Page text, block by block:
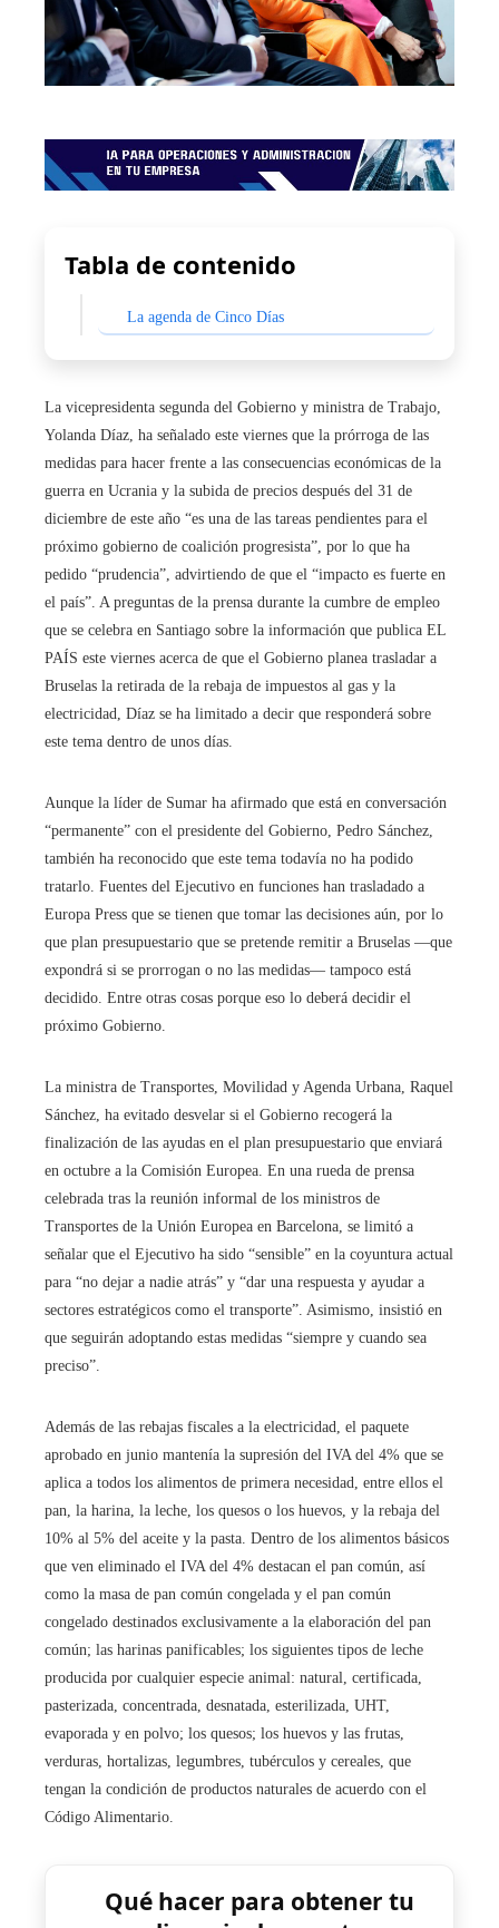
Tabla de contenido
La agenda de Cinco Días
La vicepresidenta segunda del Gobierno y ministra de Trabajo,
Yolanda Díaz, ha señalado este viernes que la prórroga de las
medidas para hacer frente a las consecuencias económicas de la
guerra en Ucrania y la subida de precios después del 31 de
diciembre de este año “es una de las tareas pendientes para el
próximo gobierno de coalición progresista”, por lo que ha
pedido “prudencia”, advirtiendo de que el “impacto es fuerte en
el país”. A preguntas de la prensa durante la cumbre de empleo
que se celebra en Santiago sobre la información que publica EL
PAÍS este viernes acerca de que el Gobierno planea trasladar a
Bruselas la retirada de la rebaja de impuestos al gas y la
electricidad, Díaz se ha limitado a decir que responderá sobre
este tema dentro de unos días.
Aunque la líder de Sumar ha afirmado que está en conversación
“permanente” con el presidente del Gobierno, Pedro Sánchez,
también ha reconocido que este tema todavía no ha podido
tratarlo. Fuentes del Ejecutivo en funciones han trasladado a
Europa Press que se tienen que tomar las decisiones aún, por lo
que plan presupuestario que se pretende remitir a Bruselas —que
expondrá si se prorrogan o no las medidas— tampoco está
decidido. Entre otras cosas porque eso lo deberá decidir el
próximo Gobierno.
La ministra de Transportes, Movilidad y Agenda Urbana, Raquel
Sánchez, ha evitado desvelar si el Gobierno recogerá la
finalización de las ayudas en el plan presupuestario que enviará
en octubre a la Comisión Europea. En una rueda de prensa
celebrada tras la reunión informal de los ministros de
Transportes de la Unión Europea en Barcelona, se limitó a
señalar que el Ejecutivo ha sido “sensible” en la coyuntura actual
para “no dejar a nadie atrás” y “dar una respuesta y ayudar a
sectores estratégicos como el transporte”. Asimismo, insistió en
que seguirán adoptando estas medidas “siempre y cuando sea
preciso”.
Además de las rebajas fiscales a la electricidad, el paquete
aprobado en junio mantenía la supresión del IVA del 4% que se
aplica a todos los alimentos de primera necesidad, entre ellos el
pan, la harina, la leche, los quesos o los huevos, y la rebaja del
10% al 5% del aceite y la pasta. Dentro de los alimentos básicos
que ven eliminado el IVA del 4% destacan el pan común, así
como la masa de pan común congelada y el pan común
congelado destinados exclusivamente a la elaboración del pan
común; las harinas panificables; los siguientes tipos de leche
producida por cualquier especie animal: natural, certificada,
pasterizada, concentrada, desnatada, esterilizada, UHT,
evaporada y en polvo; los quesos; los huevos y las frutas,
verduras, hortalizas, legumbres, tubérculos y cereales, que
tengan la condición de productos naturales de acuerdo con el
Código Alimentario.
Qué hacer para obtener tu